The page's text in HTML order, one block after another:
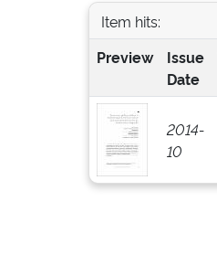
Item hits:
Preview
Issue
Date
2014-
10